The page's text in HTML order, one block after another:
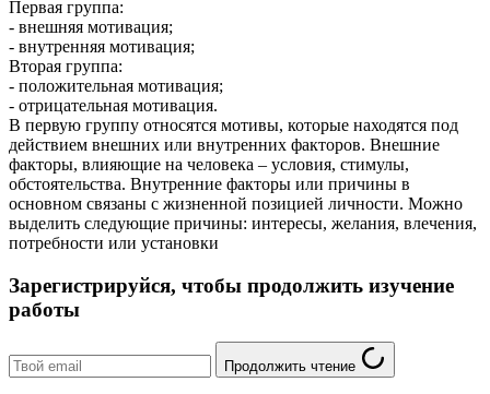
Первая группа:
- внешняя мотивация;
- внутренняя мотивация;
Вторая группа:
- положительная мотивация;
- отрицательная мотивация.
В первую группу относятся мотивы, которые находятся под
действием внешних или внутренних факторов. Внешние
факторы, влияющие на человека – условия, стимулы,
обстоятельства. Внутренние факторы или причины в
основном связаны с жизненной позицией личности. Можно
выделить следующие причины: интересы, желания, влечения,
потребности или установки
Зарегистрируйся, чтобы продолжить изучение
работы
Продолжить чтение